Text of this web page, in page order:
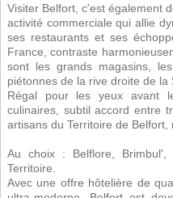
Visiter Belfort, c'est également
activité commerciale qui allie
ses restaurants et ses
France, contraste
sont les grands magasins,
piétonnes de la rive droite de la
Régal pour les yeux avant
culinaires, subtil accord entre
artisans du Territoire de Belfort,
Au choix : Belflore,
Territoire.
Avec une offre hôtelière de